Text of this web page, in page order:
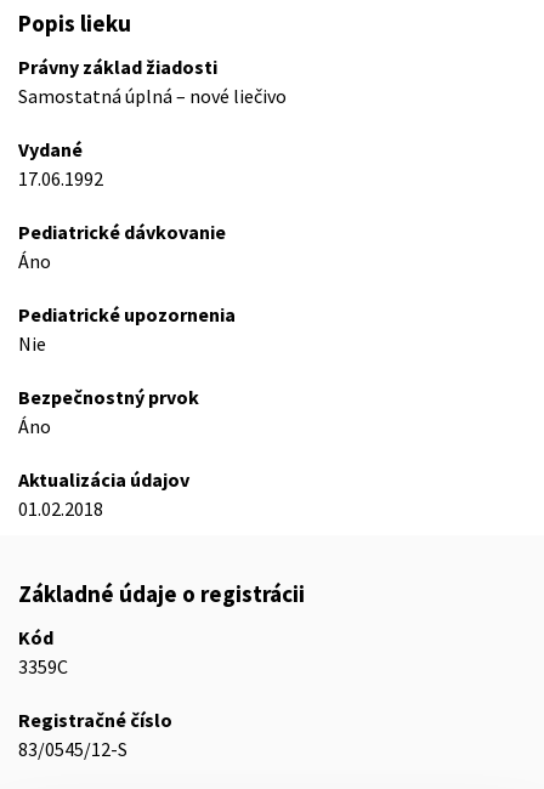
Popis lieku
Právny základ žiadosti
Samostatná úplná – nové liečivo
Vydané
17.06.1992
Pediatrické dávkovanie
Áno
Pediatrické upozornenia
Nie
Bezpečnostný prvok
Áno
Aktualizácia údajov
01.02.2018
Základné údaje o registrácii
Kód
3359C
Registračné číslo
83/0545/12-S